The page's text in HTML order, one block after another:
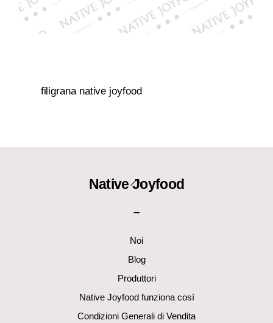
filigrana native joyfood
Back
Native Joyfood
–
Noi
Blog
Produttori
Native Joyfood funziona così
Condizioni Generali di Vendita